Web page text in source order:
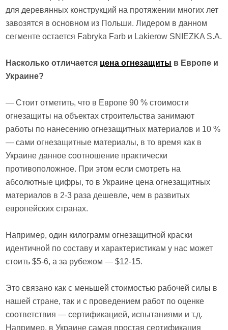
для деревянных конструкций на протяжении многих лет
завозятся в основном из Польши. Лидером в данном
сегменте остается Fabryka Farb и Lakierow SNIEZKA S.A.
Насколько отличается цена огнезащиты в Европе и
Украине?
— Стоит отметить, что в Европе 90 % стоимости
огнезащиты на объектах строительства занимают
работы по нанесению огнезащитных материалов и 10 %
— сами огнезащитные материалы, в то время как в
Украине данное соотношение практически
противоположное. При этом если смотреть на
абсолютные цифры, то в Украине цена огнезащитных
материалов в 2-3 раза дешевле, чем в развитых
европейских странах.
Например, один килограмм огнезащитной краски
идентичной по составу и характеристикам у нас может
стоить $5-6, а за рубежом — $12-15.
Это связано как с меньшей стоимостью рабочей силы в
нашей стране, так и с проведением работ по оценке
соответствия — сертификацией, испытаниями и т.д.
Например, в Украине самая простая сертификация